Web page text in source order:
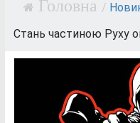
/
Стань частиною Руху